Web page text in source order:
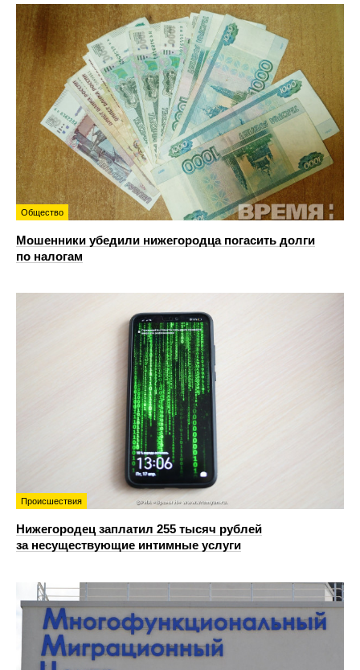
Общество
Мошенники убедили нижегородца погасить долги
по налогам
Происшествия
Нижегородец заплатил 255 тысяч рублей
за несуществующие интимные услуги